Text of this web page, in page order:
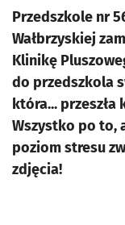
Przedszkole nr
Wałbrzyskiej
Klinikę
do przedszkola
która...
Wszystko po to,
poziom stresu
zdjęcia!